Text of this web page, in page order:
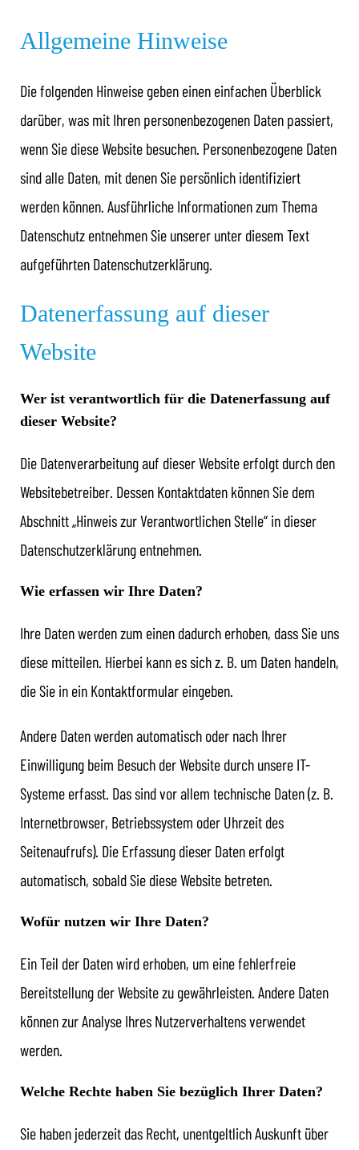
Allgemeine Hinweise
Die folgenden Hinweise geben einen einfachen Überblick
darüber, was mit Ihren personenbezogenen Daten passiert,
wenn Sie diese Website besuchen. Personenbezogene Daten
sind alle Daten, mit denen Sie persönlich identifiziert
werden können. Ausführliche Informationen zum Thema
Datenschutz entnehmen Sie unserer unter diesem Text
aufgeführten Datenschutzerklärung.
Datenerfassung auf dieser
Website
Wer ist verantwortlich für die Datenerfassung auf
dieser Website?
Die Datenverarbeitung auf dieser Website erfolgt durch den
Websitebetreiber. Dessen Kontaktdaten können Sie dem
Abschnitt „Hinweis zur Verantwortlichen Stelle“ in dieser
Datenschutzerklärung entnehmen.
Wie erfassen wir Ihre Daten?
Ihre Daten werden zum einen dadurch erhoben, dass Sie uns
diese mitteilen. Hierbei kann es sich z. B. um Daten handeln,
die Sie in ein Kontaktformular eingeben.
Andere Daten werden automatisch oder nach Ihrer
Einwilligung beim Besuch der Website durch unsere IT-
Systeme erfasst. Das sind vor allem technische Daten (z. B.
Internetbrowser, Betriebssystem oder Uhrzeit des
Seitenaufrufs). Die Erfassung dieser Daten erfolgt
automatisch, sobald Sie diese Website betreten.
Wofür nutzen wir Ihre Daten?
Ein Teil der Daten wird erhoben, um eine fehlerfreie
Bereitstellung der Website zu gewährleisten. Andere Daten
können zur Analyse Ihres Nutzerverhaltens verwendet
werden.
Welche Rechte haben Sie bezüglich Ihrer Daten?
Sie haben jederzeit das Recht, unentgeltlich Auskunft über